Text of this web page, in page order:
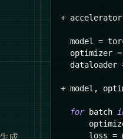
+ accelerator
  model
=
  optimizer
=
  dataloader
+ model ,
for batch
      loss
=